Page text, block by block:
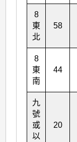
8
東
北
58
8
東
南
44
九
號
或
以
20